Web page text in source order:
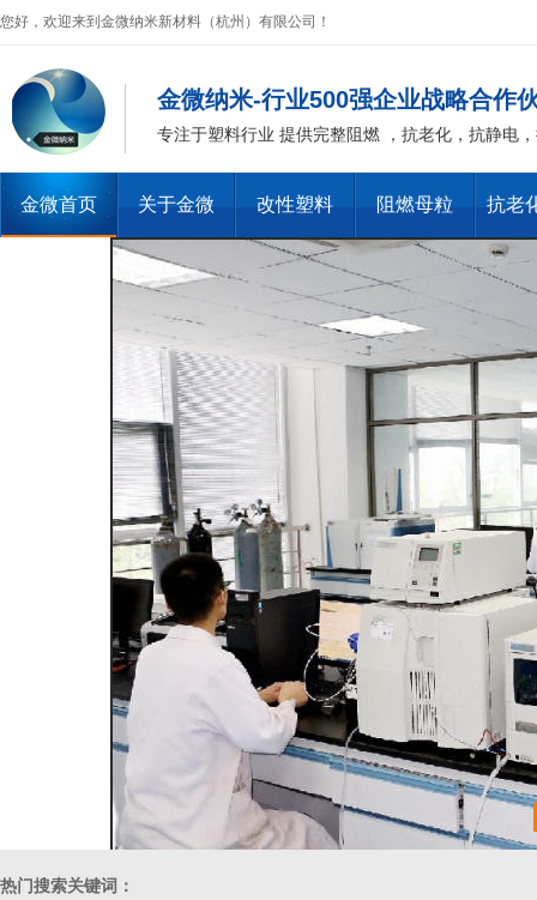
您好，欢迎来到金微纳米新材料（杭州）有限公司！
金微纳米-行业500强企业战略合作
专注于塑料行业 提供完整阻燃 ，抗老化，抗静电
金微首页 关于金微 改性塑料 阻燃母粒 抗老
热门搜索关键词：
金微纳米荣获“国家高新技术企
业”称号
浙江省创新型企业稳定